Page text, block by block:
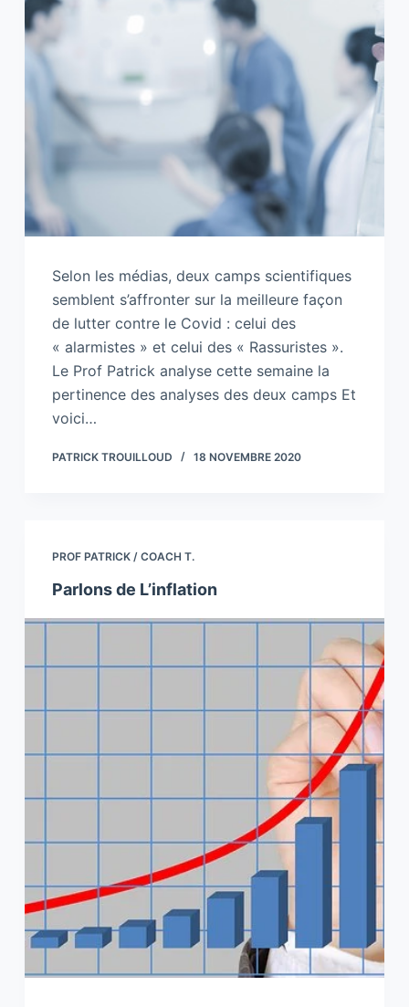
Selon les médias, deux camps scientifiques
semblent s’affronter sur la meilleure façon
de lutter contre le Covid : celui des
« alarmistes » et celui des « Rassuristes ».
Le Prof Patrick analyse cette semaine la
pertinence des analyses des deux camps Et
voici…
PATRICK TROUILLOUD 18 NOVEMBRE 2020
PROF PATRICK / COACH T.
Parlons de L’inflation